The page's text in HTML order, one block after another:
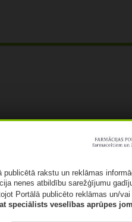
publicētā rakstu un reklāmas
nenes atbildību sarežģījumu
Portālā publicēto reklāmas un/vai
speciālists veselības aprūpes